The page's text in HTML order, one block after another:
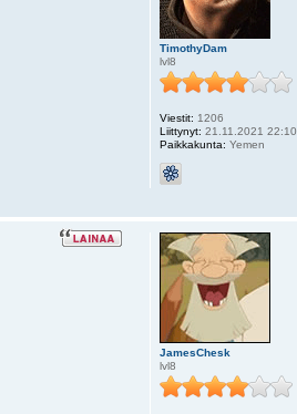
TimothyDam
lvl8
Viestit: 1206
Liittynyt: 21.11.2021 22:10
Paikkakunta: Yemen
JamesChesk
lvl8